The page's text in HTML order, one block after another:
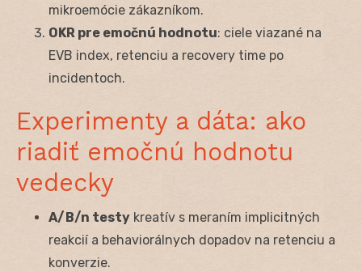
mikroemócie zákazníkom.
OKR pre emočnú hodnotu: ciele viazané na
EVB index, retenciu a recovery time po
incidentoch.
Experimenty a dáta: ako
riadiť emočnú hodnotu
vedecky
A/B/n testy kreatív s meraním implicitných
reakcií a behaviorálnych dopadov na retenciu a
konverzie.